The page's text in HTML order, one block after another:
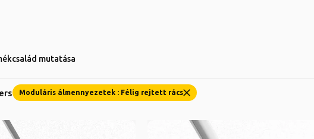
mutatása
Moduláris álmennyezetek : Félig rejtett rács